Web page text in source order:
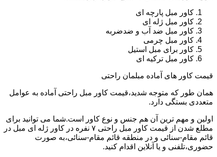
کاور مبل پارچه ای
کاور مبل ژله ای
کاور مبل ضد آب و ضدضربه
کاور مبل چرمی
کاور برای مبل استیل
کاور مبل ترکیه ای
قیمت کاور های آماده مبلمان راحتی
همان طور که متوجه شدید،قیمت کاور مبل راحتی آماده به عوامل
متعددی بستگی دارد.
اولین و مهم ترین آن هم جنس و نوع کاور است.شما می توانید برای
مطلع شدن از قیمت کاور مبل راحتی ۷ نفره در کاور ژله ای مبل در
قائم مقام-سنائی و در منطقه قائم مقام-سنائی،به صورت
حضوری،تلفنی و یا آنلاین اقدام کنید.